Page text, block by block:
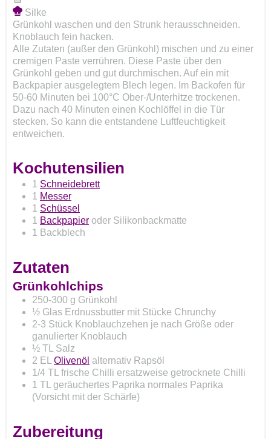
Silke
Grünkohl waschen und den Strunk herausschneiden.
Knoblauch fein hacken.
Alle Zutaten (außer den Grünkohl) mischen und zu einer
cremigen Paste verrühren. Diese Paste über den
Grünkohl geben und gut durchmischen. Auf ein mit
Backpapier ausgelegtem Blech legen. Im Backofen für
50-60 Minuten bei 100°C Ober-/Unterhitze trockenen.
Dazu nach 40 Minuten einen Kochlöffel in die Tür
stecken. So kann die entstandene Luftfeuchtigkeit
entweichen.
Kochutensilien
1 Schneidebrett
1
Messer
1 Schüssel
1
Backpapier oder Silikonbackmatte
1 Backblech
Zutaten
Grünkohlchips
250-300 g Grünkohl
½ Glas Erdnussbutter mit Stücke Chrunchy
2-3 Stück Knoblauchzehen je nach Größe oder
ganulierter Knoblauch
½ TL Salz
2 EL Olivenöl alternativ Rapsöl
1/4 TL frische Chilli ersatzweise getrocknete Chilli
1 TL geräuchertes Paprika normales Paprika
(Vorsicht mit der Schärfe)
Zubereitung